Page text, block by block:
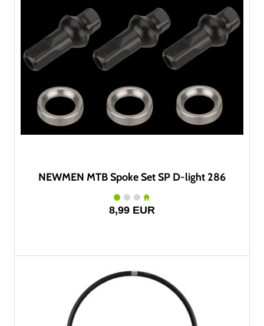
NEWMEN MTB Spoke Set SP D-light 286
8,99 EUR